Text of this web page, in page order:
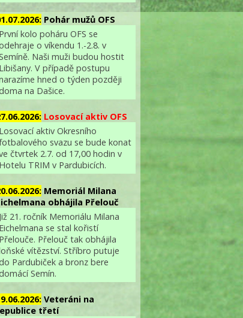
Pohár mužů OFS
První kolo poháru OFS se
o víkendu 1.-2.8. v
Naši muži budou hostit
Libišany. V případě postupu
hned o týden později
doma na Dašice.
Losovací aktiv OFS
Losovací aktiv Okresního
svazu se bude konat
čtvrtek 2.7. od 17,00 hodin v
Hotelu TRIM v Pardubicích.
Memoriál Milana
obhájila Přelouč
Již 21. ročník Memoriálu Milana
Eichelmana se stal kořistí
Přelouče. Přelouč tak obhájila
vítězství. Stříbro putuje
do Pardubiček a bronz bere
domácí Semín.
Veteráni na
třetí